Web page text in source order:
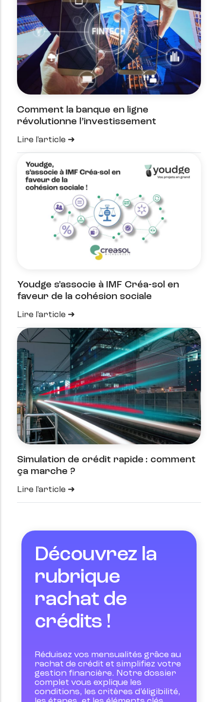
Comment la banque en ligne
révolutionne l’investissement
Lire l'article
Youdge s'associe à IMF Créa-sol en
faveur de la cohésion sociale
Lire l'article
Simulation de crédit rapide : comment
ça marche ?
Lire l'article
Découvrez la
rubrique
rachat de
crédits !
Réduisez vos mensualités grâce au
rachat de crédit et simplifiez votre
gestion financière. Notre dossier
complet vous explique les
conditions, les critères d’éligibilité,